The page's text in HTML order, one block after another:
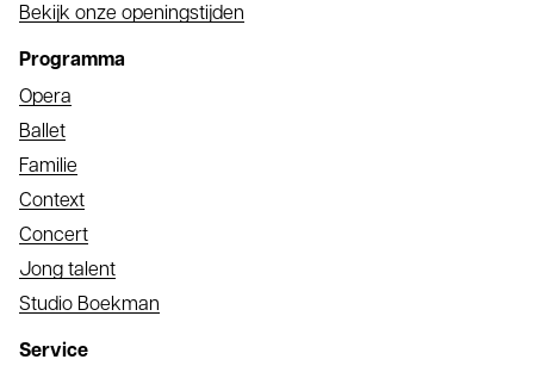
Bekijk onze openingstijden
Programma
Opera
Ballet
Familie
Context
Concert
Jong talent
Studio Boekman
Service